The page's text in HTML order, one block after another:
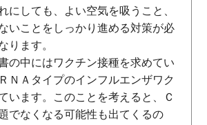
にしても、よい空気を吸うこと、
いことをしっかり進める対策が必
ります。
の中にはワクチン接種を求めてい
ＮＡタイプのインフルエンザワク
います。このことを考えると、Ｃ
でなくなる可能性も出てくるの